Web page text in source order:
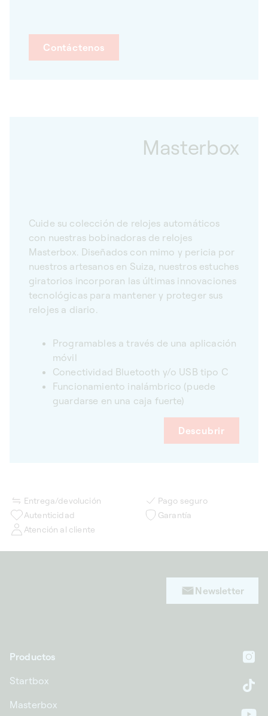
Contáctenos
Masterbox
Cuide su colección de relojes automáticos
con nuestras bobinadoras de relojes
Masterbox. Diseñados con mimo y pericia por
nuestros artesanos en Suiza, nuestros estuches
giratorios incorporan las últimas innovaciones
tecnológicas para mantener y proteger sus
relojes a diario.
Programables a través de una aplicación
móvil
Conectividad Bluetooth y/o USB tipo C
Funcionamiento inalámbrico (puede
guardarse en una caja fuerte)
Descubrir
Entrega/devolución
Pago seguro
Autenticidad
Garantía
Atención al cliente
Productos
Startbox
Masterbox
Newsletter